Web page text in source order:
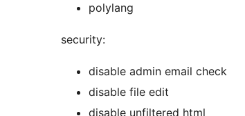
polylang
security:
disable admin email check
disable file edit
disable unfiltered html